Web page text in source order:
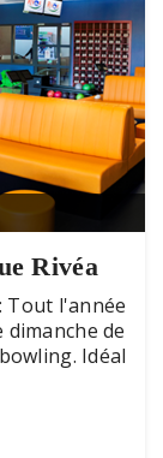
Rivéa
: Tout l'année
de
Idéal
de